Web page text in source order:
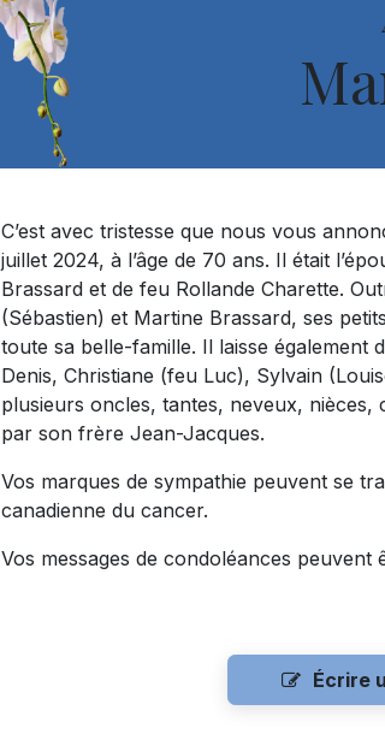
C’est avec tristesse que nous vous
juillet 2024, à l’âge de 70 ans. Il était
Brassard et de feu Rollande Charette.
(Sébastien) et Martine Brassard, ses
toute sa belle-famille. Il laisse également
Denis, Christiane (feu Luc), Sylvain
plusieurs oncles, tantes, neveux,
par son frère Jean-Jacques.
Vos marques de sympathie peuvent se
canadienne du cancer.
Vos messages de condoléances
Écrire